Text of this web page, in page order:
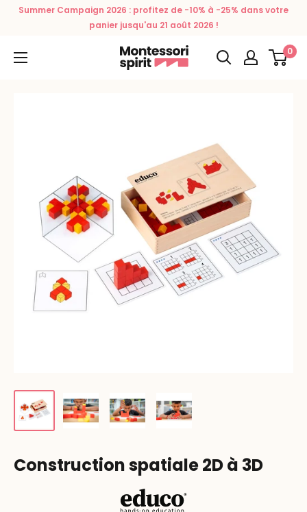
PasserSummer Campaign 2026 : profitez de -10% à -25% dans votre
panier jusqu'au 21 août 2026 !
Montessori
Spirit
0
Construction spatiale 2D à 3D